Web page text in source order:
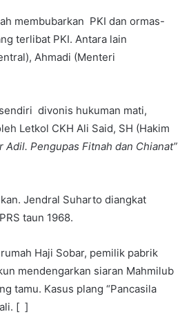
membubarkan PKI dan ormas-
terlibat PKI. Antara lain
Ahmadi (Menteri
divonis hukuman mati,
Letkol CKH Ali Said, SH (Hakim
Adil. Pengupas Fitnah dan Chianat”
Jendral Suharto diangkat
taun 1968.
Haji Sobar, pemilik pabrik
mendengarkan siaran Mahmilub
tamu. Kasus plang “Pancasila
[ ]